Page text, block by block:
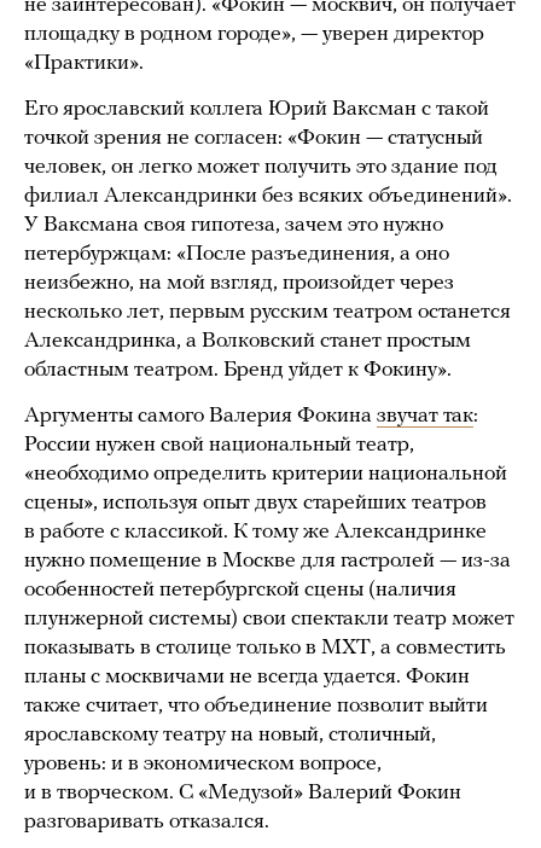
не заинтересован). «Фокин — москвич, он получает
площадку в родном городе», — уверен директор
«Практики».
Его ярославский коллега Юрий Ваксман с такой
точкой зрения не согласен: «Фокин — статусный
человек, он легко может получить это здание под
филиал Александринки без всяких объединений».
У Ваксмана своя гипотеза, зачем это нужно
петербуржцам: «После разъединения, а оно
неизбежно, на мой взгляд, произойдет через
несколько лет, первым русским театром останется
Александринка, а Волковский станет простым
областным театром. Бренд уйдет к Фокину».
Аргументы самого Валерия Фокина звучат так:
России нужен свой национальный театр,
«необходимо определить критерии национальной
сцены», используя опыт двух старейших театров
в работе с классикой. К тому же Александринке
нужно помещение в Москве для гастролей — из-за
особенностей петербургской сцены (наличия
плунжерной системы) свои спектакли театр может
показывать в столице только в МХТ, а совместить
планы с москвичами не всегда удается. Фокин
также считает, что объединение позволит выйти
ярославскому театру на новый, столичный,
уровень: и в экономическом вопросе,
и в творческом. С «Медузой» Валерий Фокин
разговаривать отказался.